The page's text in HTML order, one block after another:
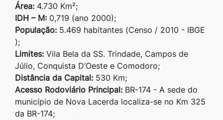
Área: 4.730 Km²;
IDH – M: 0,719 (ano 2000);
População: 5.469 habitantes (Censo / 2010 - IBGE
);
Limites: Vila Bela da SS. Trindade, Campos de
Júlio, Conquista D’Oeste e Comodoro;
Distância da Capital: 530 Km;
Acesso Rodoviário Principal: BR-174 - A sede do
município de Nova Lacerda localiza-se no Km 325
da BR-174;